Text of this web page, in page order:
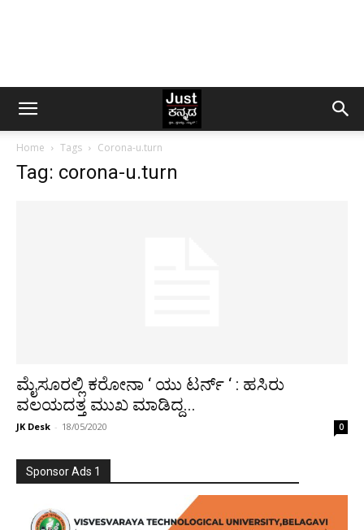
Home Tags Corona-u.turn
Tag: corona-u.turn
ಮೈಸೂರಲ್ಲಿ ಕರೋನಾ ‘ ಯು ಟರ್ನ್ ‘ : ಹಸಿರು
ವಲಯದತ್ತ ಮುಖ ಮಾಡಿದ್ದ...
JK Desk - 18/05/2020 0
Sponsor Ads 1